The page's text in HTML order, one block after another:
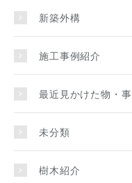
新築外構
施工事例紹介
最近見かけた物・事
未分類
樹木紹介